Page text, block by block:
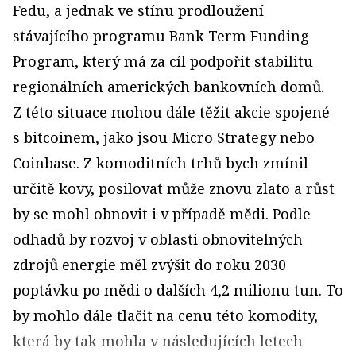
Fedu, a jednak ve stínu prodloužení
stávajícího programu Bank Term Funding
Program, který má za cíl podpořit stabilitu
regionálních amerických bankovních domů.
Z této situace mohou dále těžit akcie spojené
s bitcoinem, jako jsou Micro Strategy nebo
Coinbase. Z komoditních trhů bych zmínil
určitě kovy, posilovat může znovu zlato a růst
by se mohl obnovit i v případě mědi. Podle
odhadů by rozvoj v oblasti obnovitelných
zdrojů energie měl zvýšit do roku 2030
poptávku po mědi o dalších 4,2 milionu tun. To
by mohlo dále tlačit na cenu této komodity,
která by tak mohla v následujících letech